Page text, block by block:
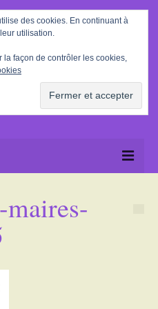
des cookies. En continuant à
utilisation.
la façon de contrôler les cookies,